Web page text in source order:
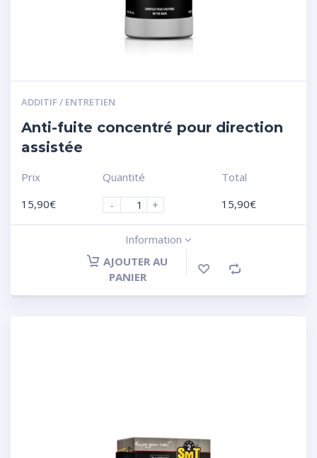
ADDITIF / ENTRETIEN
Anti-fuite concentré pour direction
assistée
Prix
15,90€
Quantité
-
+
Total
15,90€
Information
AJOUTER AU
PANIER